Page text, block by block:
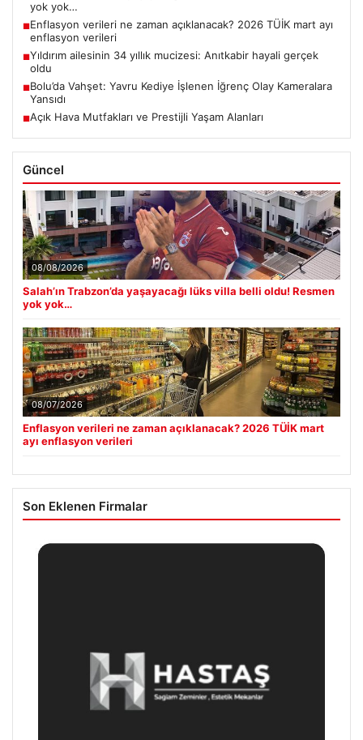
yok yok…
■Enflasyon verileri ne zaman açıklanacak? 2026 TÜİK mart ayı
enflasyon verileri
■Yıldırım ailesinin 34 yıllık mucizesi: Anıtkabir hayali gerçek
oldu
■Bolu’da Vahşet: Yavru Kediye İşlenen İğrenç Olay Kameralara
Yansıdı
■Açık Hava Mutfakları ve Prestijli Yaşam Alanları
Güncel
08/08/2026
Salah’ın Trabzon’da yaşayacağı lüks villa belli oldu! Resmen
yok yok…
08/07/2026
Enflasyon verileri ne zaman açıklanacak? 2026 TÜİK mart
ayı enflasyon verileri
Son Eklenen Firmalar